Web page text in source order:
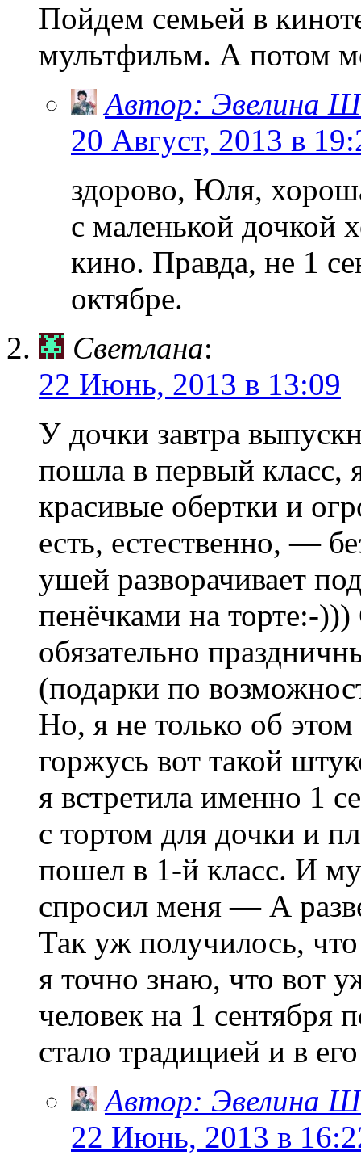
Пойдем семьей в
мультфильм. А потом
Автор: Эвелина
20 Август, 2013 в
здорово, Юля,
с маленькой дочкой
кино. Правда, не 1
октябре.
Светлана:
22 Июнь, 2013 в 13:09
У дочки завтра
пошла в первый класс,
красивые обертки и
есть, естественно, —
ушей разворачивает
пенёчками на торте:-
обязательно
(подарки по
Но, я не только об
горжусь вот такой
я встретила именно 1
с тортом для дочки и
пошел в 1-й класс. И
спросил меня — А
Так уж получилось,
я точно знаю, что вот
человек на 1 сентября
стало традицией и в
Автор: Эвелина
22 Июнь, 2013 в